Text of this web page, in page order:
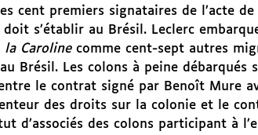
cent premiers signataires de l’acte
s’établir au Brésil. Leclerc
la Carolinecomme cent-sept autres
Brésil. Les colons à peine débarqués
le contrat signé par Benoît Mure
des droits sur la colonie et le
d’associés des colons participant à